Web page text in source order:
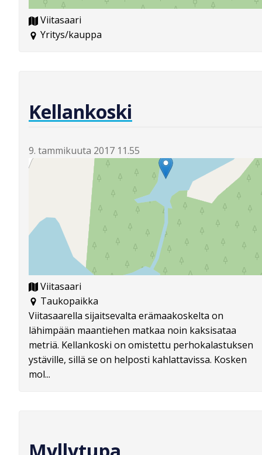
Viitasaari
Yritys/kauppa
Kellankoski
9. tammikuuta 2017 11.55
Viitasaari
Taukopaikka
Viitasaarella sijaitsevalta erämaakoskelta on
lähimpään maantiehen matkaa noin kaksisataa
metriä. Kellankoski on omistettu perhokalastuksen
ystäville, sillä se on helposti kahlattavissa. Kosken
mol...